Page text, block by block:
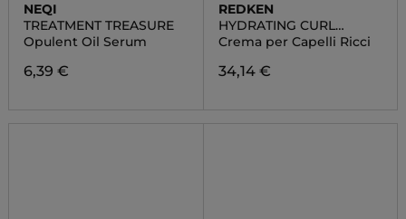
NEQI
TREATMENT TREASURE
Opulent Oil Serum
6,39 €
REDKEN
HYDRATING CURL
CREAM
Crema per Capelli Ricci
34,14 €